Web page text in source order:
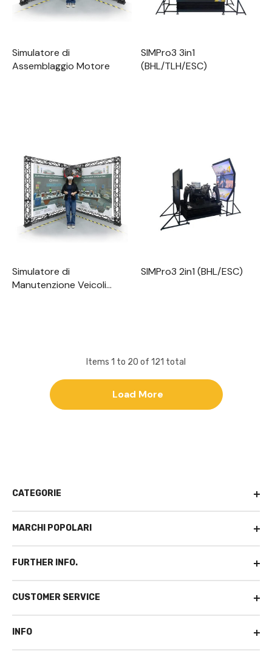
Simulatore di
Assemblaggio Motore
SIMPro3 3in1
(BHL/TLH/ESC)
Simulatore di
Manutenzione Veicoli
SIMPro3 2in1 (BHL/ESC)
Items 1 to 20 of 121 total
Load More
CATEGORIE
MARCHI POPOLARI
FURTHER INFO.
CUSTOMER SERVICE
INFO